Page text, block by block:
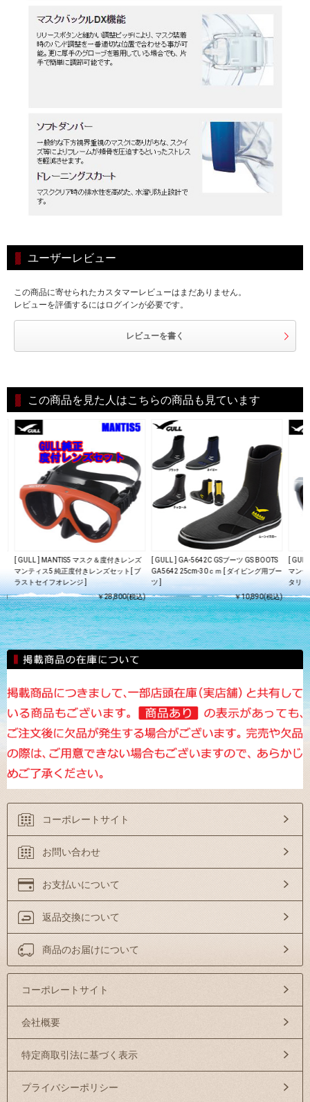
ユーザーレビュー
この商品に寄せられたカスタマーレビューはまだありません。
レビューを評価するにはログインが必要です。
レビューを書く
この商品を見た人はこちらの商品も見ています
)
[ GULL ] MANTIS5 マスク＆度付きレンズ
マンティス5 純正度付きレンズセット[ ブ
ラストセイフオレンジ ]
￥28,800(税込)
[ GULL ] GA-5642C GSブーツ GS BOOTS
GA5642 25cm-30ｃｍ [ ダイビング用ブー
ツ ]
￥10,890(税込)
[
マン
タリ
コーポレートサイト
お問い合わせ
お支払いについて
返品交換について
商品のお届けについて
コーポレートサイト
会社概要
特定商取引法に基づく表示
プライバシーポリシー